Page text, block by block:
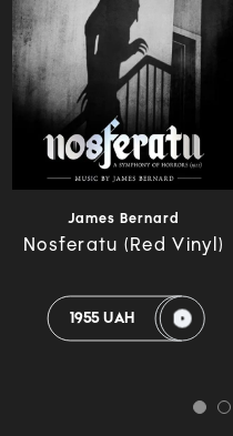
James Bernard
Nosferatu (Red Vinyl)
1955 UAH